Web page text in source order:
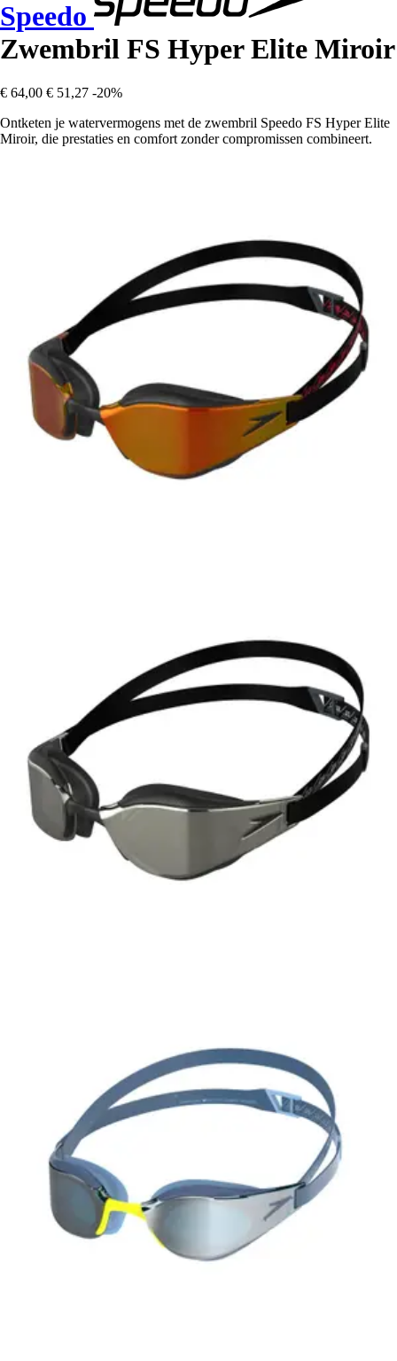
Speedo
Zwembril FS Hyper Elite Miroir
€ 64,00 € 51,27 -20%
Ontketen je watervermogens met de zwembril Speedo FS Hyper Elite
Miroir, die prestaties en comfort zonder compromissen combineert.